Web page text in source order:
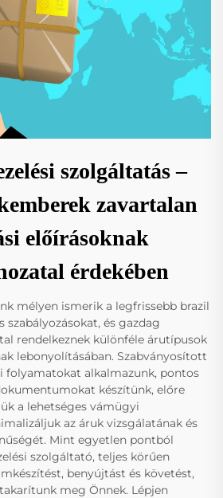
szolgáltatás –
zavartalan
előírásoknak
érdekében
mélyen ismerik a legfrissebb brazil
és gazdag
rendelkeznek különféle árutípusok
lebonyolításában. Szabványosított
folyamatokat alkalmazunk, pontos
készítünk, előre
a lehetséges vámügyi
az áruk vizsgálatának és
Mint egyetlen pontból
szolgáltató, teljes körűen
benyújtást és követést,
meg Önnek. Lépjen